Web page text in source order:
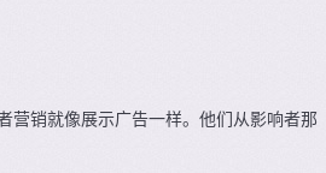
营销就像展示广告一样。他们从影响者那